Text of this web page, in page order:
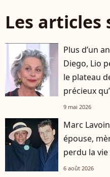
Les articles
player2
Plus d’un
Diego, Lio
le plateau
précieux
9 mai 2026
Marc
épouse,
perdu la
6 août 2026